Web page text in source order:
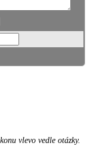
vlevo vedle otázky.